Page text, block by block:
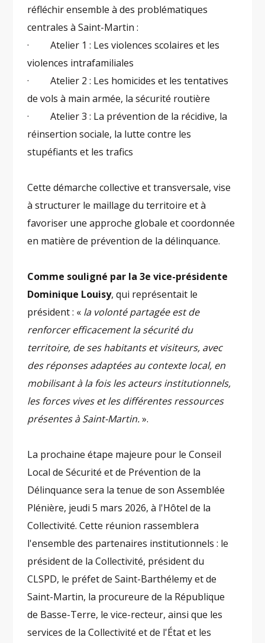
réfléchir ensemble à des problématiques
centrales à Saint-Martin :
· Atelier 1 : Les violences scolaires et les
violences intrafamiliales
· Atelier 2 : Les homicides et les tentatives
de vols à main armée, la sécurité routière
· Atelier 3 : La prévention de la récidive, la
réinsertion sociale, la lutte contre les
stupéfiants et les trafics
Cette démarche collective et transversale, vise
à structurer le maillage du territoire et à
favoriser une approche globale et coordonnée
en matière de prévention de la délinquance.
Comme souligné par la 3e vice-présidente
Dominique Louisy, qui représentait le
président : « la volonté partagée est de
renforcer efficacement la sécurité du
territoire, de ses habitants et visiteurs, avec
des réponses adaptées au contexte local, en
mobilisant à la fois les acteurs institutionnels,
les forces vives et les différentes ressources
présentes à Saint-Martin.».
La prochaine étape majeure pour le Conseil
Local de Sécurité et de Prévention de la
Délinquance sera la tenue de son Assemblée
Plénière, jeudi 5 mars 2026, à l'Hôtel de la
Collectivité. Cette réunion rassemblera
l'ensemble des partenaires institutionnels : le
président de la Collectivité, président du
CLSPD, le préfet de Saint-Barthélemy et de
Saint-Martin, la procureure de la République
de Basse-Terre, le vice-recteur, ainsi que les
services de la Collectivité et de l'État et les